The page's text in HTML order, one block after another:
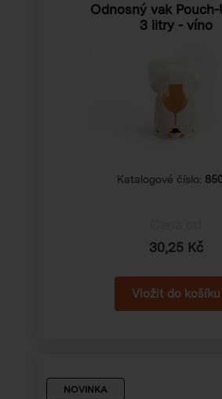
Odnosný vak Pouch-
3 litry - víno
Katalogové číslo:
30,25 Kč
NOVINKA